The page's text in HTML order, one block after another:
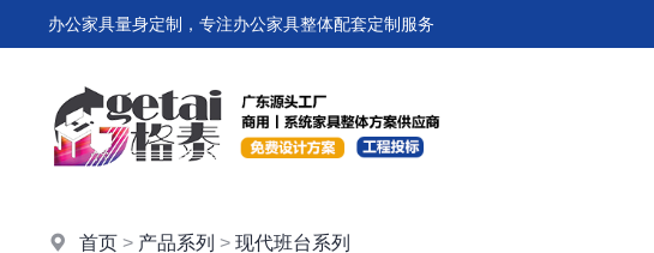
办公家具量身定制，专注办公家具整体配套定制服务
首页 > 产品系列 >现代班台系列